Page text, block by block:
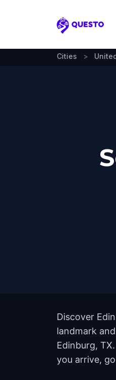
Questo
Cities >
Discover
landmark
Edinburg,
you arrive,